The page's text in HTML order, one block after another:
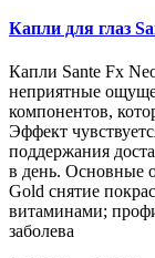
Капли для глаз
Капли Sante Fx
неприятные
компонентов,
Эффект
поддержания
в день. Основные
Gold снятие
витаминами;
заболева